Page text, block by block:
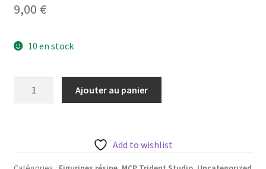
9,00 €
10 en stock
Ajouter au panier
Add to wishlist